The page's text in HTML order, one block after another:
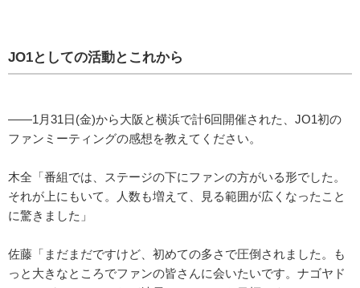
JO1としての活動とこれから
――1月31日(金)から大阪と横浜で計6回開催された、JO1初の
ファンミーティングの感想を教えてください。
木全「番組では、ステージの下にファンの方がいる形でした。
それが上にもいて。人数も増えて、見る範囲が広くなったこと
に驚きました」
佐藤「まだまだですけど、初めての多さで圧倒されました。も
っと大きなところでファンの皆さんに会いたいです。ナゴヤド